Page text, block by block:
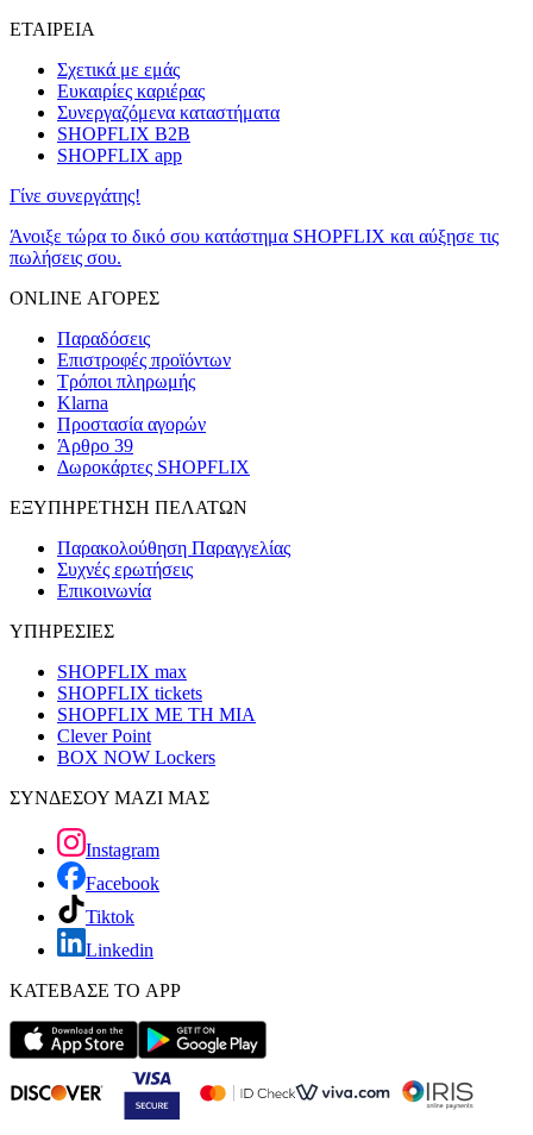
ΕΤΑΙΡΕΙΑ
Σχετικά με εμάς
Ευκαιρίες καριέρας
Συνεργαζόμενα καταστήματα
SHOPFLIX B2B
SHOPFLIX app
Γίνε συνεργάτης!
Άνοιξε τώρα το δικό σου κατάστημα SHOPFLIX και αύξησε τις
πωλήσεις σου.
ONLINE ΑΓΟΡΕΣ
Παραδόσεις
Επιστροφές προϊόντων
Τρόποι πληρωμής
Klarna
Προστασία αγορών
Άρθρο 39
Δωροκάρτες SHOPFLIX
ΕΞΥΠΗΡΕΤΗΣΗ ΠΕΛΑΤΩΝ
Παρακολούθηση Παραγγελίας
Συχνές ερωτήσεις
Επικοινωνία
ΥΠΗΡΕΣΙΕΣ
SHOPFLIX max
SHOPFLIX tickets
SHOPFLIX ΜΕ ΤΗ ΜΙΑ
Clever Point
BOX NOW Lockers
ΣΥΝΔΕΣΟΥ ΜΑΖΙ ΜΑΣ
Instagram
Facebook
Tiktok
Linkedin
ΚΑΤΕΒΑΣΕ ΤΟ APP